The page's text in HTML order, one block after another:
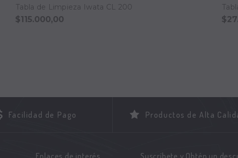
Tabla de Limpieza Iwata CL 200
$115.000,00
Facilidad de Pago Productos de Alta
Enlaces de interés Suscríbete y Obtén un